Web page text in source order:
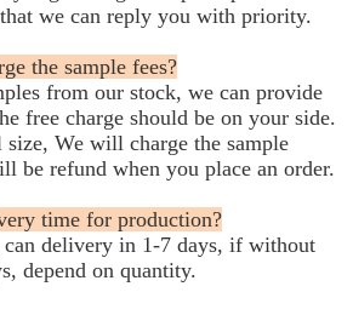
we can reply you with priority.
the sample fees?
from our stock, we can provide
free charge should be on your side.
size, We will charge the sample
be refund when you place an order.
time for production?
delivery in 1-7 days, if without
depend on quantity.